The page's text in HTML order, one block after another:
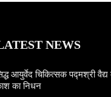
NEWS
आयुर्वेद चिकित्सक पद्मश्री वैद्य
का निधन